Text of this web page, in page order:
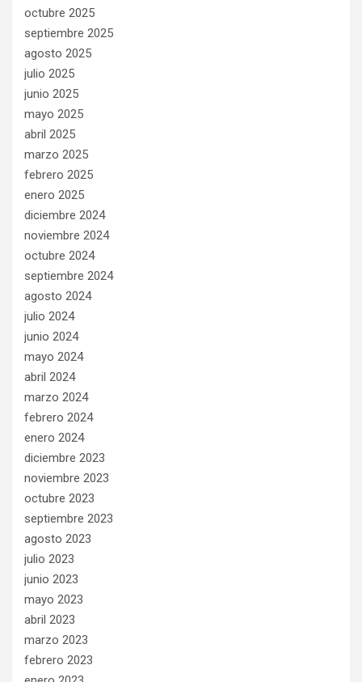
octubre 2025
septiembre 2025
agosto 2025
julio 2025
junio 2025
mayo 2025
abril 2025
marzo 2025
febrero 2025
enero 2025
diciembre 2024
noviembre 2024
octubre 2024
septiembre 2024
agosto 2024
julio 2024
junio 2024
mayo 2024
abril 2024
marzo 2024
febrero 2024
enero 2024
diciembre 2023
noviembre 2023
octubre 2023
septiembre 2023
agosto 2023
julio 2023
junio 2023
mayo 2023
abril 2023
marzo 2023
febrero 2023